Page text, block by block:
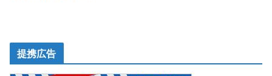
提携広告